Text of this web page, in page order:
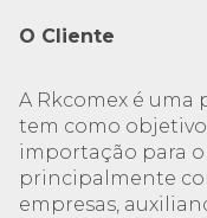
O Cliente
A Rkcomex é
tem como
importação para o
principalmente
empresas,